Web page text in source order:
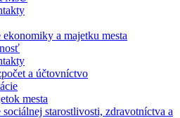
ekonomiky a majetku mesta
a účtovníctvo
mesta
sociálnej starostlivosti, zdravotníctva a